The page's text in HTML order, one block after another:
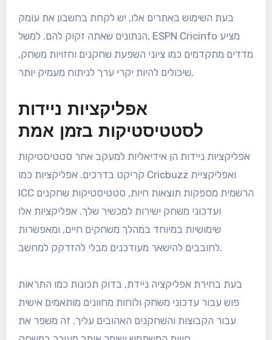
בעת השימוש באתרים אלו, יש לקחת בחשבון את עומק
הנתונים שאתה זקוק להם. למשל, ESPN Cricinfo מציע
מדדים מתקדמים כמו ציוני השפעת שחקנים וחזויות משחק,
שיכולים להיות יקרי ערך לניתוח מעמיק יותר.
אפליקציות ניידות
לסטטיסטיקות בזמן אמת
אפליקציות ניידות הן אידיאליות למעקב אחר סטטיסטיקות
קריקט בדרכים. אפליקציות כמו Cricbuzz ואפליקציית
ICC הרשמית מספקות תוצאות חיות, סטטיסטיקות שחקנים
ועדכוני משחק ישירות למכשיר שלך. אפליקציות אלו
שימושיות במיוחד במהלך משחקים חיים, ומאפשרות
לחובבים להישאר מעודכנים מבלי להזדקק למחשב.
בעת בחירת אפליקציה ניידת, בדוק תכונות כמו התראות
פוש עבור עדכוני משחק ולוחות מחוונים מותאמים אישית
עבור הקבוצות והשחקנים האהובים עליך. זה משפר את